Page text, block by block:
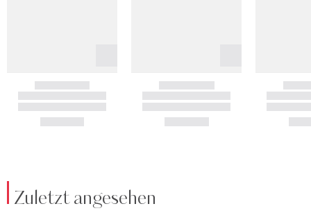
Zuletzt angesehen